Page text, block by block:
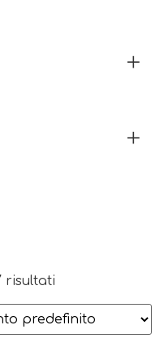
risultati